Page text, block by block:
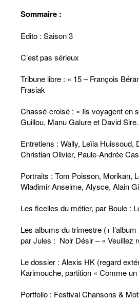
Sommaire :
Edito : Saison 3
C’est pas sérieux
Tribune libre : « 15 – François
Frasiak
Chassé-croisé : « Ils voyagent en
Guillou, Manu Galure et David Sire.
Entretiens : Wally, Leïla Huissoud,
Christian Olivier, Paule-Andrée
Portraits : Tom Poisson, Morikan,
Wladimir Anselme, Alysce, Alain
Les ficelles du métier, par Boule :
Les albums du trimestre (+
par Jules : Noir Désir – « Veuillez
Le dossier : Alexis HK (regard
Karimouche, partition « Comme un
Portfolio : Festival Chansons &